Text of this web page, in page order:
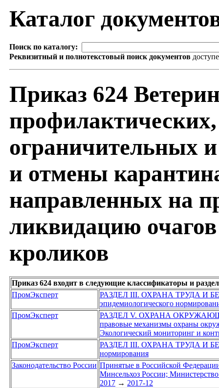
Каталог
Поиск по каталогу:
Реквизитный и полнотекстовый поиск документов
Приказ 624
ограничительных
и отмены
направленных на
ликвидацию
кроликов
Приказ 624 входит в следующие классификаторы и
ПромЭксперт
РАЗДЕЛ III. ОХРАНА ТРУДА И
эпидемиологического
ПромЭксперт
РАЗДЕЛ V. ОХРАНА
правовые механизмы охраны
Экологический мониторинг и
ПромЭксперт
РАЗДЕЛ III. ОХРАНА ТРУДА И
нормирования
Законодательство России Принятые в Российской
Минсельхоз России;
2017 → 2017-12